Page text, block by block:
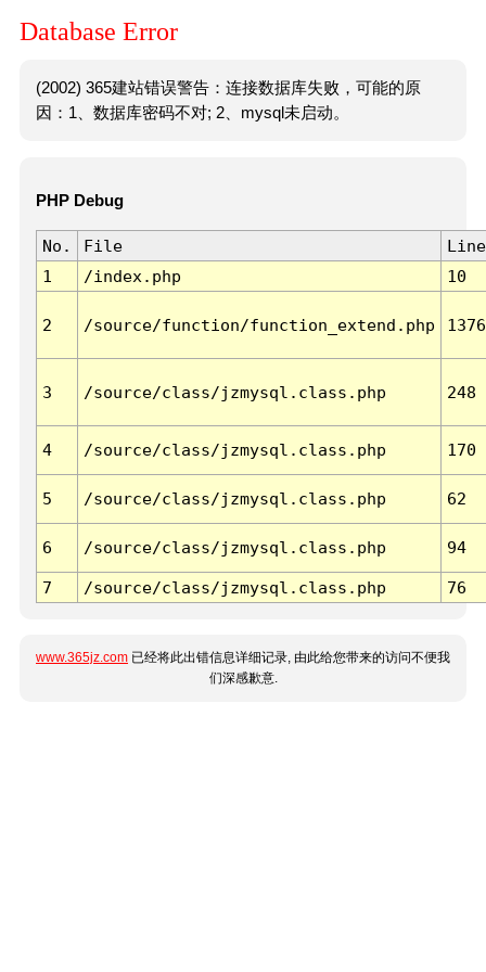
Database Error
(2002) 365建站错误警告：连接数据库失败，可能的原
因：1、数据库密码不对; 2、mysql未启动。
PHP Debug
No. File
Line
1
/index.php 10
2 /source/function/function_extend.php 1376
3 /source/class/jzmysql.class.php 248
4 /source/class/jzmysql.class.php 170
5 /source/class/jzmysql.class.php 62
6 /source/class/jzmysql.class.php 94
7 /source/class/jzmysql.class.php 76
www.365jz.com 已经将此出错信息详细记录, 由此给您带来的访问不便我
们深感歉意.